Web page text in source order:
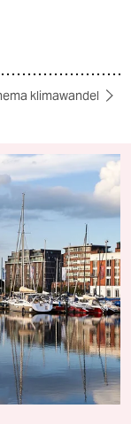
klimawandel